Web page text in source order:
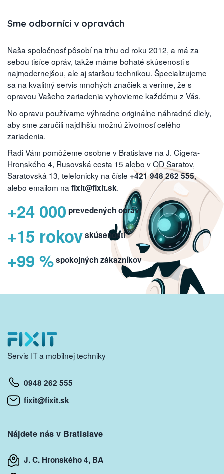
Sme odborníci v opravách
Naša spoločnosť pôsobí na trhu od roku 2012, a má za
sebou tisíce opráv, takže máme bohaté skúsenosti s
najmodernejšou, ale aj staršou technikou. Špecializujeme
sa na kvalitný servis mnohých značiek a veríme, že s
opravou Vašeho zariadenia vyhovieme každému z Vás.
No opravu používame výhradne originálne náhradné diely,
aby sme zaručili najdlhšiu možnú životnosť celého
zariadenia.
Radi Vám pomôžeme osobne v Bratislave na J. Cígera-
Hronského 4, Rusovská cesta 15 alebo v OD Saratov,
Saratovská 13, telefonicky na čísle +421 948 262 555,
alebo emailom na fixit@fixit.sk.
+24 000 prevedených opráv
+15 rokovskúseností
+99 %spokojných zákazníkov
Servis IT a mobilnej techniky
0948 262 555
fixit@fixit.sk
Nájdete nás v Bratislave
J. C. Hronského 4, BA